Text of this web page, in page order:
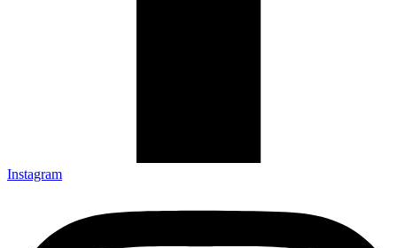
Instagram